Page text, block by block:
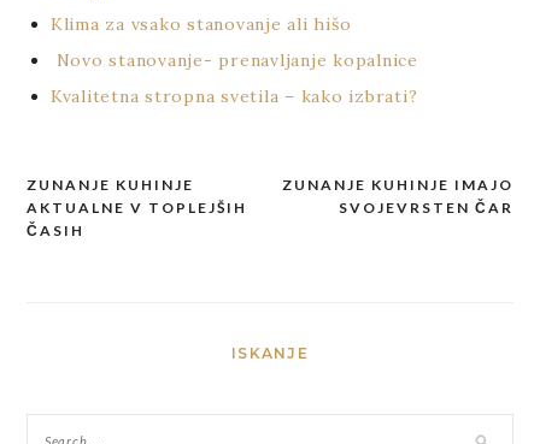
Klima za vsako stanovanje ali hišo
Novo stanovanje- prenavljanje kopalnice
Kvalitetna stropna svetila – kako izbrati?
Post
navigation
ZUNANJE KUHINJE IMAJO
SVOJEVRSTEN ČAR
ZUNANJE KUHINJE
AKTUALNE V TOPLEJŠIH
ČASIH
ISKANJE